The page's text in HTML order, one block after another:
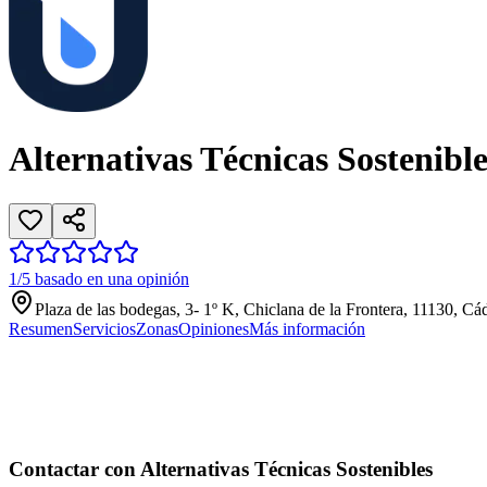
Alternativas Técnicas
1/5 basado en una opinión
Plaza de las bodegas, 3- 1º K, Chiclana de la Frontera, 11130,
ResumenServiciosZonasOpinionesMás información
Contactar con Alternativas Técnicas Sostenibles